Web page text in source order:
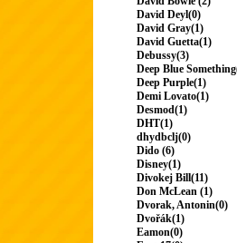
David Deyl(0)
David Gray(1)
David Guetta(1)
Debussy(3)
Deep Blue
Deep Purple(1)
Demi Lovato(1)
Desmod(1)
DHT(1)
dhydbclj(0)
Dido (6)
Disney(1)
Divokej Bill(11)
Don McLean (1)
Dvorak, Antonin(0)
Dvořák(1)
Eamon(0)